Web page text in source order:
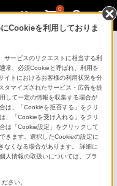
0
ご使用いただ
のため取扱説明書を
関する重要なお知らせ
Cookieを利用しておりま
サービスのリクエストに相当する利
常、必須Cookieと呼ばれ、利用を
イトにおけるお客様の利用状況を分
タマイズされたサービス・広告を提
して一定の情報を収集する場合が
は、「Cookieを拒否する」をクリ
、「Cookieを受け入れる」をクリ
は「Cookie設定」をクリックして
きます。選択したCookieの設定に
なくなる場合があります。 詳細に
人情報の取扱いについては、プラ
さい。